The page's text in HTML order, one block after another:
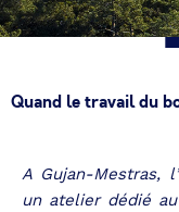
Quand le travail du
A Gujan-Mestras,
un atelier dédié